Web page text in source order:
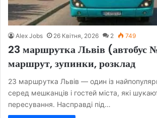
Alex Jobs 26 Квітня, 2026 2 749
23 маршрутка Львів (автобус
маршрут, зупинки, розклад
23 маршрутка Львів — один із
серед мешканців і гостей міста, які
пересування. Насправді під…